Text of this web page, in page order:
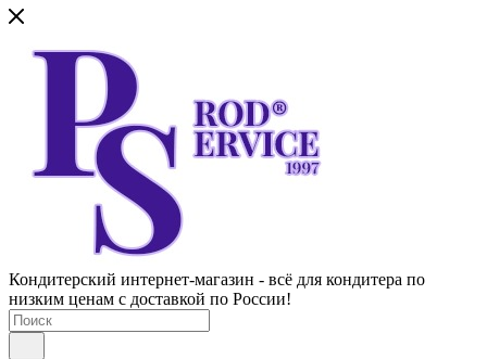
Кондитерский интернет-магазин - всё для кондитера по
низким ценам с доставкой по России!